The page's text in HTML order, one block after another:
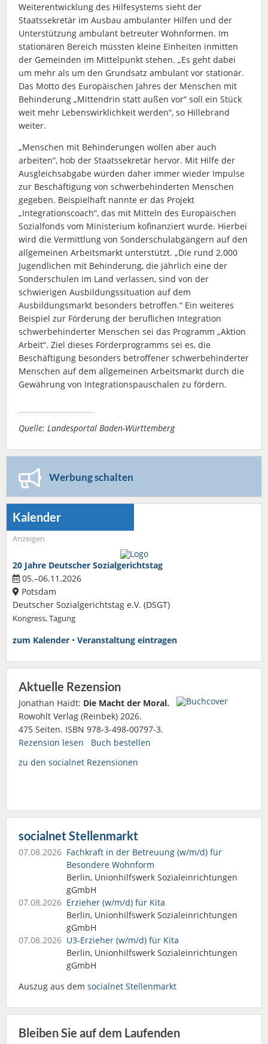
Weiterentwicklung des Hilfesystems sieht der
Staatssekretär im Ausbau ambulanter Hilfen und der
Unterstützung ambulant betreuter Wohnformen. Im
stationären Bereich müssten kleine Einheiten inmitten
der Gemeinden im Mittelpunkt stehen. „Es geht dabei
um mehr als um den Grundsatz ambulant vor stationär.
Das Motto des Europäischen Jahres der Menschen mit
Behinderung „Mittendrin statt außen vor“ soll ein Stück
weit mehr Lebenswirklichkeit werden“, so Hillebrand
weiter.
„Menschen mit Behinderungen wollen aber auch
arbeiten“, hob der Staatssekretär hervor. Mit Hilfe der
Ausgleichsabgabe würden daher immer wieder Impulse
zur Beschäftigung von schwerbehinderten Menschen
gegeben. Beispielhaft nannte er das Projekt
„Integrationscoach“, das mit Mitteln des Europäischen
Sozialfonds vom Ministerium kofinanziert wurde. Hierbei
wird die Vermittlung von Sonderschulabgängern auf den
allgemeinen Arbeitsmarkt unterstützt. „Die rund 2.000
Jugendlichen mit Behinderung, die jährlich eine der
Sonderschulen im Land verlassen, sind von der
schwierigen Ausbildungssituation auf dem
Ausbildungsmarkt besonders betroffen.“ Ein weiteres
Beispiel zur Förderung der beruflichen Integration
schwerbehinderter Menschen sei das Programm „Aktion
Arbeit“. Ziel dieses Förderprogramms sei es, die
Beschäftigung besonders betroffener schwerbehinderter
Menschen auf dem allgemeinen Arbeitsmarkt durch die
Gewährung von Integrationspauschalen zu fördern.
Quelle: Landesportal Baden-Württemberg
Werbung schalten
Kalender
Anzeigen
20 Jahre Deutscher Sozialgerichtstag
05.–06.11.2026
Potsdam
Deutscher Sozialgerichtstag e.V. (DSGT)
Kongress, Tagung
zum Kalender • Veranstaltung eintragen
Aktuelle Rezension
Jonathan Haidt: Die Macht der Moral.
Rowohlt Verlag (Reinbek) 2026.
475 Seiten. ISBN 978-3-498-00797-3.
Rezension lesen
Buch bestellen
zu den socialnet Rezensionen
socialnet Stellenmarkt
07.08.2026 Fachkraft in der Betreuung (w/m/d) für
Besondere Wohnform
Berlin, Unionhilfswerk Sozialeinrichtungen
gGmbH
07.08.2026 Erzieher (w/m/d) für Kita
Berlin, Unionhilfswerk Sozialeinrichtungen
gGmbH
07.08.2026 U3-Erzieher (w/m/d) für Kita
Berlin, Unionhilfswerk Sozialeinrichtungen
gGmbH
Auszug aus dem socialnet Stellenmarkt
Bleiben Sie auf dem Laufenden